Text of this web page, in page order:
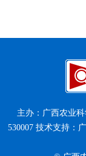
主办：广西农业
530007 技术支持：